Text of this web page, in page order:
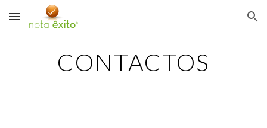
Skip to main content Skip to navigation
CONTACTOS